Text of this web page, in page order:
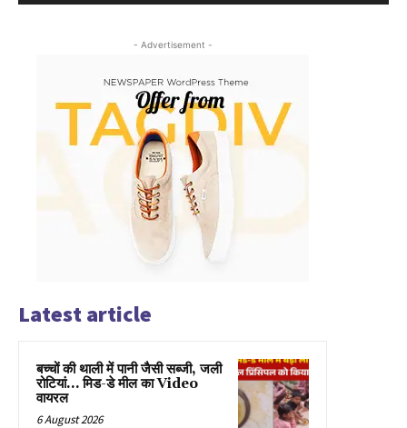
- Advertisement -
Latest article
बच्चों की थाली में पानी जैसी सब्जी, जली
रोटियां… मिड-डे मील का Video
वायरल
6 August 2026